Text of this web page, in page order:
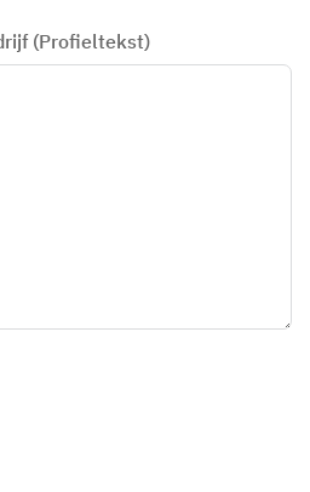
(Profieltekst)